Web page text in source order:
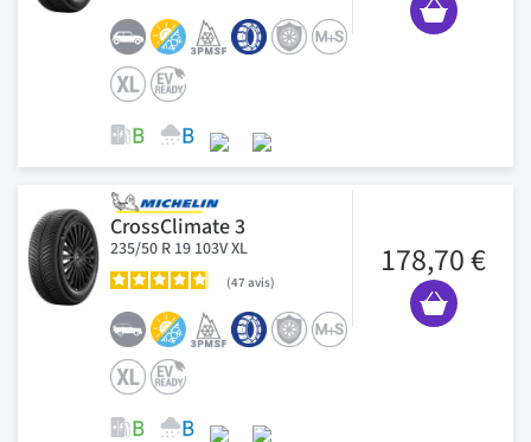
CrossClimate 3
235/50 R 19 103V XL
47 avis
178,70 €